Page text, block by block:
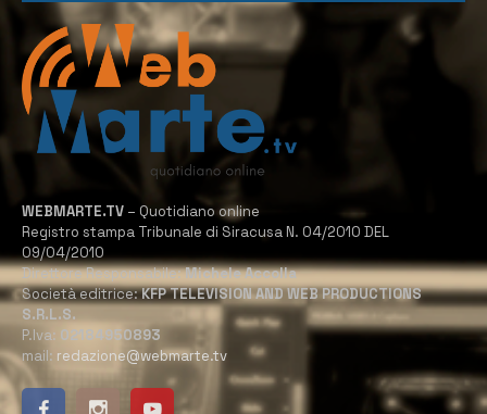
WEBMARTE.TV – Quotidiano online
Registro stampa Tribunale di Siracusa N. 04/2010 DEL
09/04/2010
Direttore Responsabile:Michele Accolla
Società editrice:KFP TELEVISION AND WEB PRODUCTIONS
S.R.L.S.
P.Iva: 02184950893
mail: redazione@webmarte.tv